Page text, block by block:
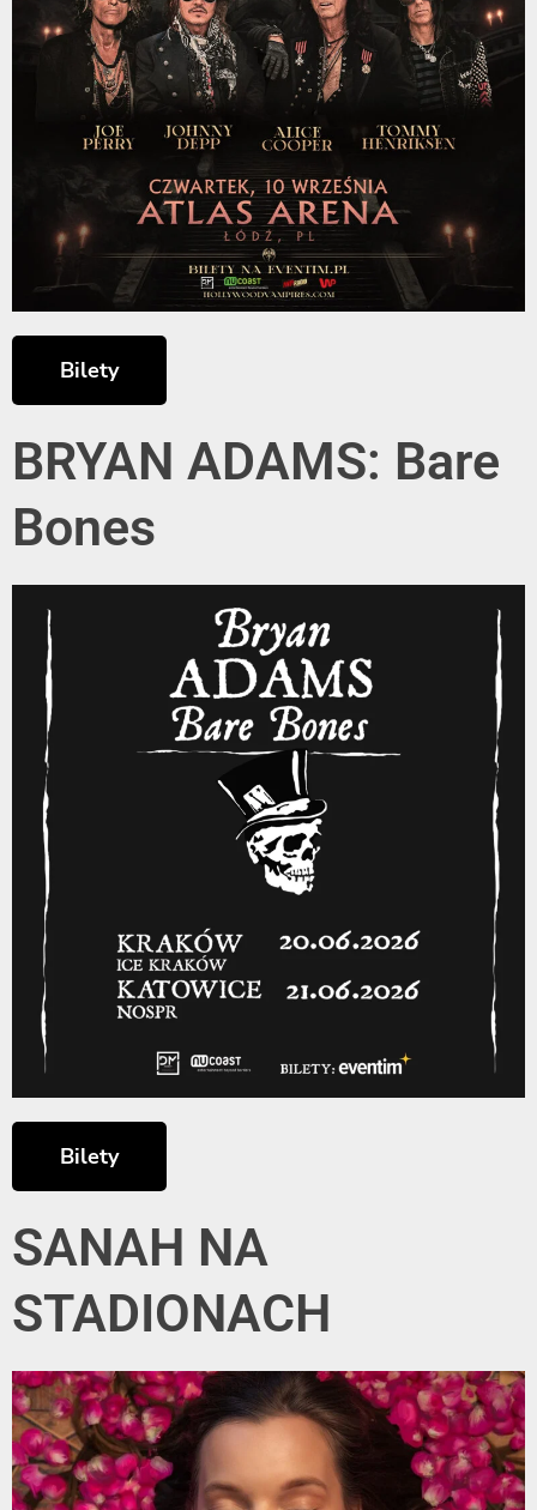
Bilety
BRYAN ADAMS: Bare
Bones
Bilety
SANAH NA
STADIONACH